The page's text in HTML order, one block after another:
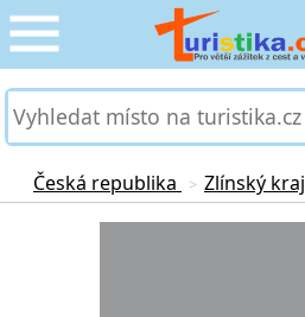
CESTOVÁNÍ
SLUŽBY & DOPRAVA
PRO TURISTY
Česká republika > Zlínský kraj